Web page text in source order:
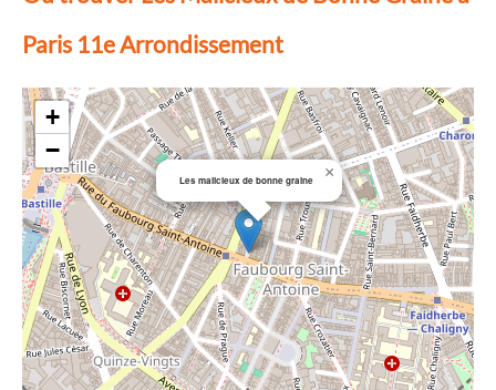
Paris 11e Arrondissement
Les malicieux de bonne graine ×
+
−